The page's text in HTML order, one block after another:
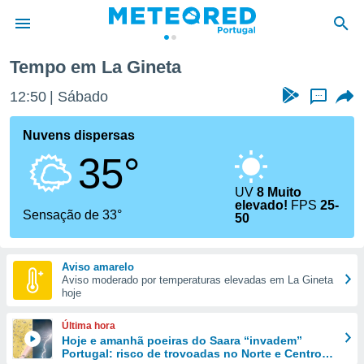
da
foi
fornecidas
a este
das
e
forma
digital
Tempo em La Gineta
12:50 Sábado ...
Nuvens dispersas
35°
Sensação de 33°
UV8 Muito
elevado! FPS25-
50
Aviso amarelo
Aviso moderado por temperaturas elevadas em La Gineta
hoje
Última hora
Hoje e amanhã poeiras do Saara “invadem”
Portugal: risco de trovoadas no Norte e Centro